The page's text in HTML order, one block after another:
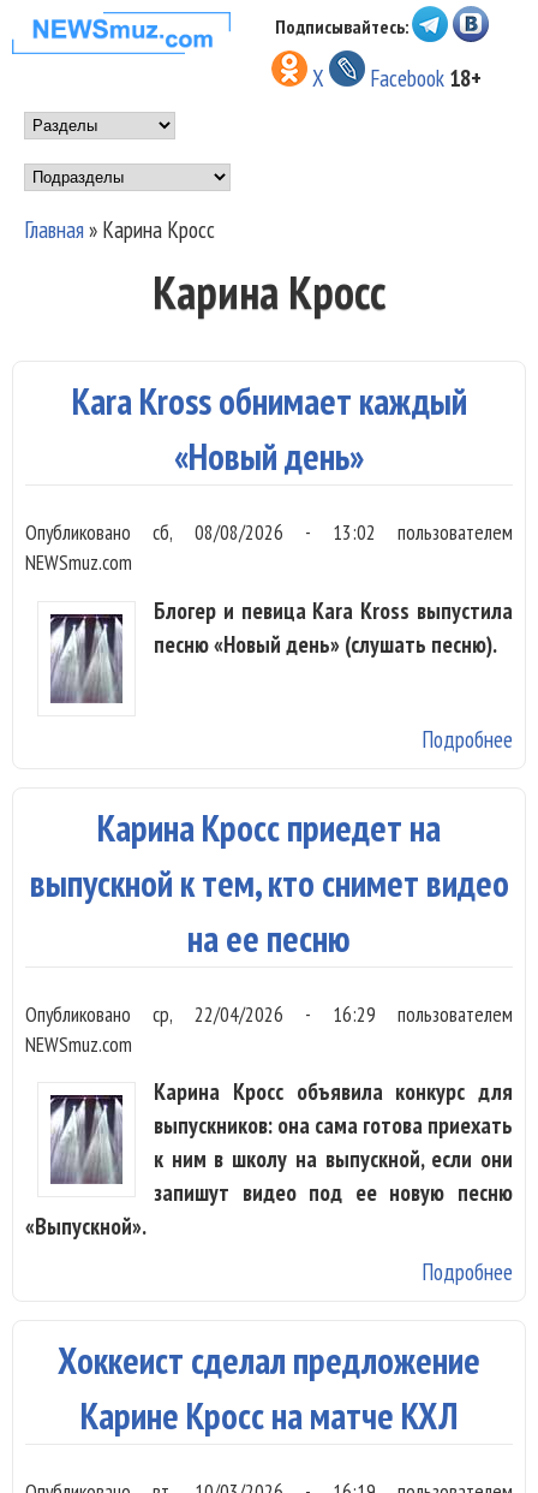
Перейти к основному
содержанию
НОВОСТИ
МУЗЫКИ И
ШОУ БИЗНЕСА
NEWSMUZ.COM
Подписывайтесь:
X Facebook 18+
Main menu
Подразделы
Вы здесь
Главная» Карина Кросс
Карина Кросс
Kara Kross обнимает каждый
«Новый день»
Опубликованосб, 08/08/2026 - 13:02 пользователем
NEWSmuz.com
Блогер и певица Kara Kross выпустила
песню «Новый день» (слушать песню).
Подробнее
Карина Кросс приедет на
выпускной к тем, кто снимет видео
на ее песню
Опубликованоср, 22/04/2026 - 16:29 пользователем
NEWSmuz.com
Карина Кросс объявила конкурс для
выпускников: она сама готова приехать
к ним в школу на выпускной, если они
запишут видео под ее новую песню
«Выпускной».
Подробнее
Хоккеист сделал предложение
Карине Кросс на матче КХЛ